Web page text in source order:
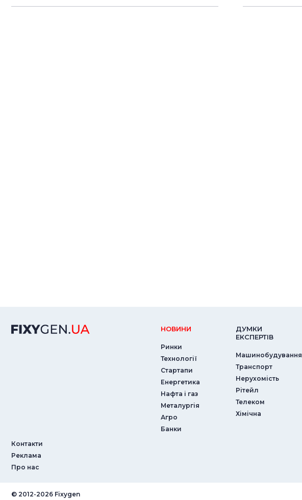
Контакти
Реклама
Про нас
НОВИНИ
Ринки
Технології
Стартапи
Енергетика
Нафта і газ
Металургія
Агро
Банки
ДУМКИ
ЕКСПЕРТIВ
Машинобудування
Транспорт
Нерухомість
Рітейл
Телеком
Хімічна
© ‎2012-2026 Fixygen